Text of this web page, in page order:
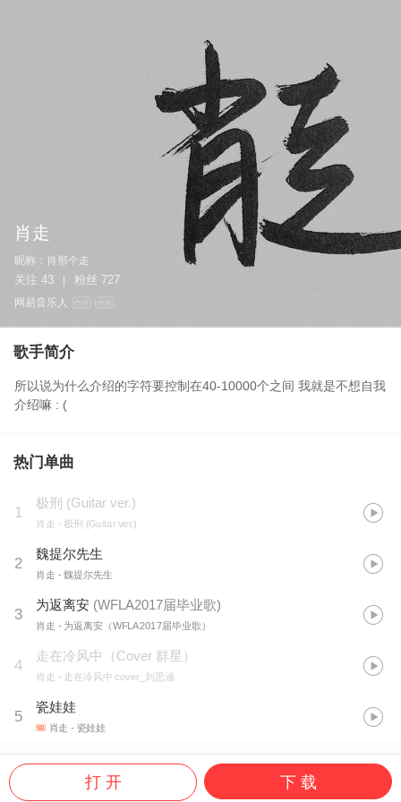
肖走
昵称： 肖那个走
关注 43 粉丝 727
网易音乐人 作词 作曲
歌手简介
所以说为什么介绍的字符要控制在40-10000个之间 我就是不想自我
介绍嘛 : (
热门单曲
1
极刑 (Guitar ver.)
肖走 - 极刑 (Guitar ver.)
2
魏提尔先生
肖走 - 魏提尔先生
3
为返离安 (WFLA2017届毕业歌)
肖走 - 为返离安（WFLA2017届毕业歌）
4
走在冷风中（Cover 群星）
肖走 - 走在冷风中 cover_刘思涵
5
瓷娃娃
肖走 - 瓷娃娃
打 开 下 载